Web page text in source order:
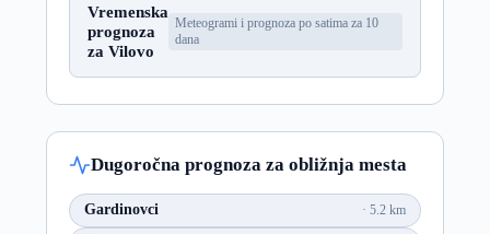
Vremenska
prognoza
za Vilovo
Meteogrami i prognoza po satima za 10
dana
Dugoročna prognoza za obližnja mesta
Gardinovci 5.2 km